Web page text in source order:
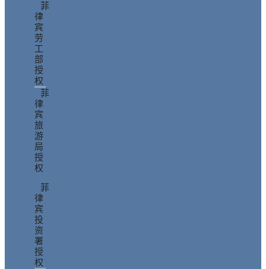
菲
律
宾
劳
工
部
授
权
菲
律
宾
旅
游
局
授
权
菲
律
宾
投
资
署
授
权